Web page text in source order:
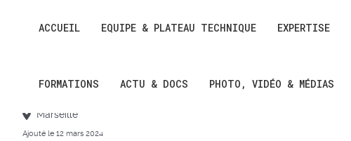
ACCUEIL EQUIPE & PLATEAU TECHNIQUE EXPERTISE
FORMATIONS ACTU & DOCS PHOTO, VIDÉO & MÉDIAS
Marseille
Ajouté le 12 mars 2024